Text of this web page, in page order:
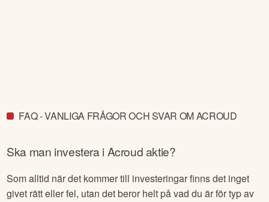
FAQ - VANLIGA FRÅGOR OCH SVAR OM ACROUD
Ska man investera iAcroudaktie?
Som alltid när det kommer till investeringar finns det inget
givet rätt eller fel, utan det beror helt på vad du är för typ av